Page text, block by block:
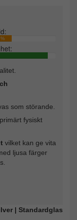
som störande.
fysiskt
vilket kan ge vita
ljusa färger
| Standardglas